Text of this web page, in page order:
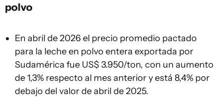
polvo
En abril de 2026 el precio promedio pactado
para la leche en polvo entera exportada por
Sudamérica fue US$ 3.950/ton, con un aumento
de 1,3% respecto al mes anterior y está 8,4% por
debajo del valor de abril de 2025.